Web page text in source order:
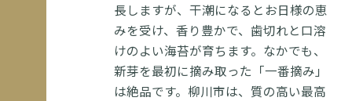
長しますが、干潮になるとお日様の恵
みを受け、香り豊かで、歯切れと口溶
けのよい海苔が育ちます。なかでも、
新芽を最初に摘み取った「一番摘み」
は絶品です。柳川市は、質の高い最高